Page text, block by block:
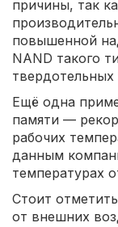
причины, так
повышенной
NAND такого
твердотельных
Ещё одна
памяти —
рабочих
данным
температурах
Стоит
от внешних